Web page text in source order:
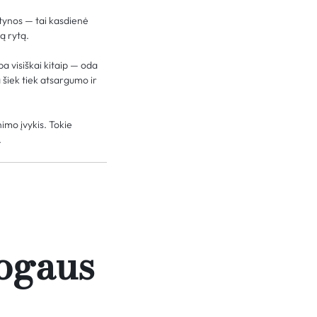
— tai kasdienė
rytą.
visiškai kitaip — oda
šiek tiek atsargumo ir
įvykis. Tokie